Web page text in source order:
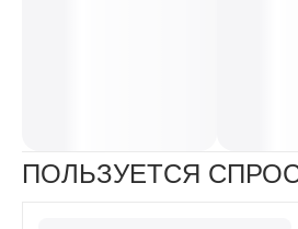
ПОЛЬЗУЕТСЯ